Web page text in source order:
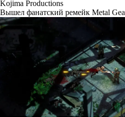
Kojima Productions
Вышел фанатский ремейк Metal